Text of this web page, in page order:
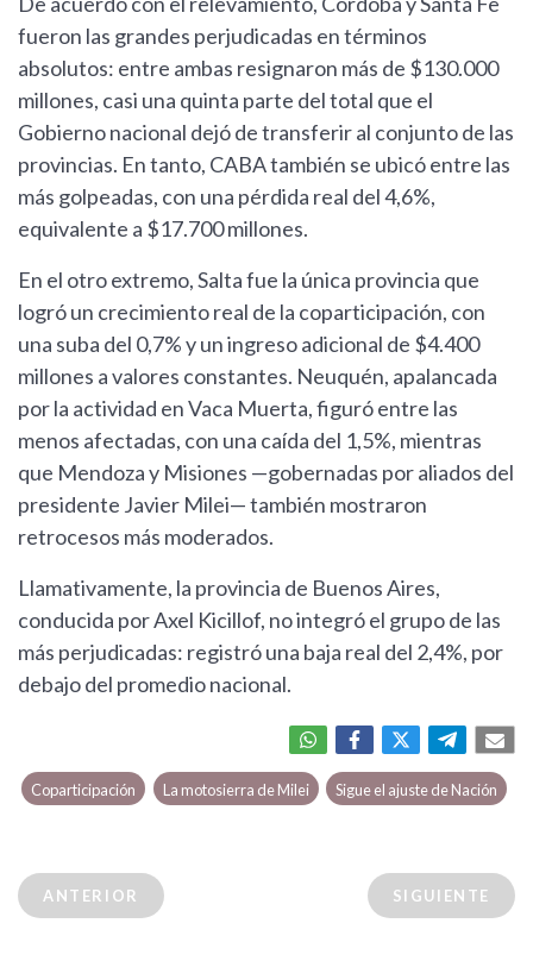
fueron las grandes perjudicadas en términos
absolutos: entre ambas resignaron más de $130.000
millones, casi una quinta parte del total que el
Gobierno nacional dejó de transferir al conjunto de las
provincias. En tanto, CABA también se ubicó entre las
más golpeadas, con una pérdida real del 4,6%,
equivalente a $17.700 millones.
En el otro extremo, Salta fue la única provincia que
logró un crecimiento real de la coparticipación, con
una suba del 0,7% y un ingreso adicional de $4.400
millones a valores constantes. Neuquén, apalancada
por la actividad en Vaca Muerta, figuró entre las
menos afectadas, con una caída del 1,5%, mientras
que Mendoza y Misiones —gobernadas por aliados del
presidente Javier Milei— también mostraron
retrocesos más moderados.
Llamativamente, la provincia de Buenos Aires,
conducida por Axel Kicillof, no integró el grupo de las
más perjudicadas: registró una baja real del 2,4%, por
debajo del promedio nacional.
Coparticipación La motosierra de Milei Sigue el ajuste de Nación
ANTERIOR SIGUIENTE